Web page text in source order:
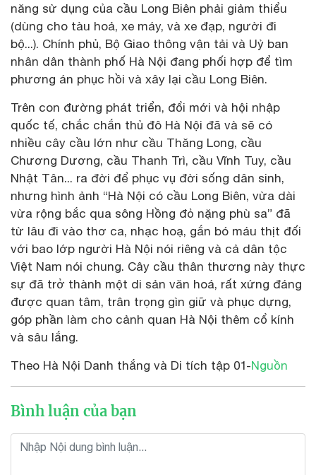
năng sử dụng của cầu Long Biên phải giảm thiểu
(dùng cho tàu hoả, xe máy, và xe đạp, người đi
bộ...). Chính phủ, Bộ Giao thông vận tải và Uỷ ban
nhân dân thành phố Hà Nội đang phối hợp để tìm
phương án phục hồi và xây lại cầu Long Biên.
Trên con đường phát triển, đổi mới và hội nhập
quốc tế, chắc chắn thủ đô Hà Nội đã và sẽ có
nhiều cây cầu lớn như cầu Thăng Long, cầu
Chương Dương, cầu Thanh Trì, cầu Vĩnh Tuy, cầu
Nhật Tân... ra đời để phục vụ đời sống dân sinh,
nhưng hình ảnh “Hà Nội có cầu Long Biên, vừa dài
vừa rộng bắc qua sông Hồng đỏ nặng phù sa” đã
từ lâu đi vào thơ ca, nhạc hoạ, gắn bó máu thịt đối
với bao lớp người Hà Nội nói riêng và cả dân tộc
Việt Nam nói chung. Cây cầu thân thương này thực
sự đã trở thành một di sản văn hoá, rất xứng đáng
được quan tâm, trân trọng gìn giữ và phục dựng,
góp phần làm cho cảnh quan Hà Nội thêm cổ kính
và sâu lắng.
Theo Hà Nội Danh thắng và Di tích tập 01-Nguồn
Bình luận của bạn